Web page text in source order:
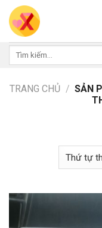
Skip
content
Tìm
TRANG CHỦ / SẢN